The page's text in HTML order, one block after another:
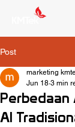
Post
Perbedaan
AI
marketing
Jun 18 3 min